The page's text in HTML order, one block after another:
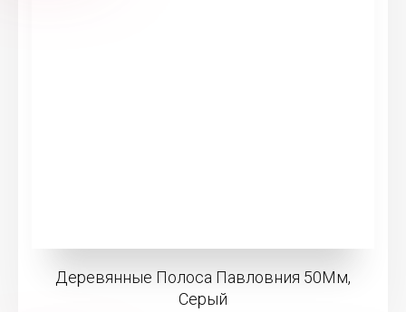
Деревянные Полоса Павловния 50Мм,
Серый